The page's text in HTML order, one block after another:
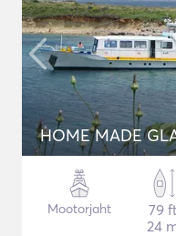
HOME MADE
Mootorjaht
79
24